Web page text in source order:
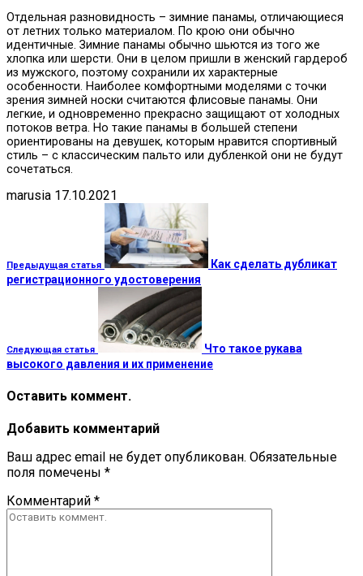
Отдельная разновидность – зимние панамы, отличающиеся
от летних только материалом. По крою они обычно
идентичные. Зимние панамы обычно шьются из того же
хлопка или шерсти. Они в целом пришли в женский гардероб
из мужского, поэтому сохранили их характерные
особенности. Наиболее комфортными моделями с точки
зрения зимней носки считаются флисовые панамы. Они
легкие, и одновременно прекрасно защищают от холодных
потоков ветра. Но такие панамы в большей степени
ориентированы на девушек, которым нравится спортивный
стиль – с классическим пальто или дубленкой они не будут
сочетаться.
marusia 17.10.2021
Предыдущая статья
Как сделать дубликат
регистрационного удостоверения
Следующая статья
Что такое рукава
высокого давления и их применение
Оставить коммент.
Добавить комментарий
Ваш адрес email не будет опубликован. Обязательные
поля помечены *
Комментарий *